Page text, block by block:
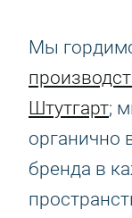
Мы
Штутгарт;
органично
бренда в